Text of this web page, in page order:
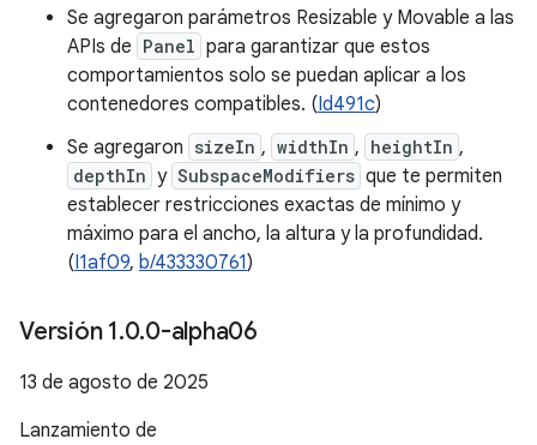
Se agregaron parámetros Resizable y Movable a las
APIs de Panel para garantizar que estos
comportamientos solo se puedan aplicar a los
contenedores compatibles. (Id491c)
Se agregaron sizeIn , widthIn , heightIn ,
depthIn y SubspaceModifiers que te permiten
establecer restricciones exactas de mínimo y
máximo para el ancho, la altura y la profundidad.
(I1af09, b/433330761)
Versión 1.0.0-alpha06
13 de agosto de 2025
Lanzamiento de